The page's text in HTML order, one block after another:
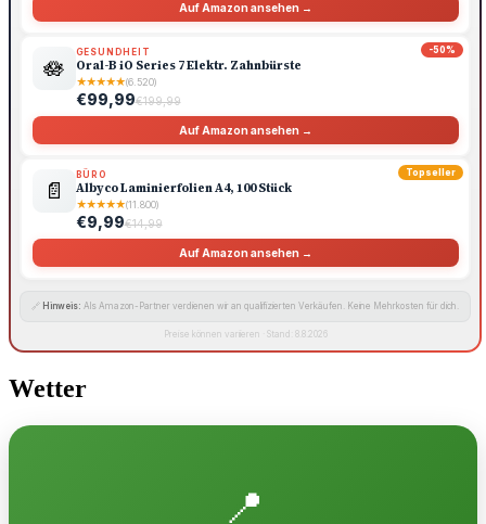
Auf Amazon ansehen →
-50%
🪷
GESUNDHEIT
Oral-B iO Series 7 Elektr. Zahnbürste
★★★★★(6.520)
€99,99€199,99
Auf Amazon ansehen →
Topseller
📄
BÜRO
Albyco Laminierfolien A4, 100 Stück
★★★★★(11.800)
€9,99€14,99
Auf Amazon ansehen →
🔗 Hinweis: Als Amazon-Partner verdienen wir an qualifizierten Verkäufen. Keine Mehrkosten für dich.
Preise können variieren · Stand: 8.8.2026
Wetter
📍